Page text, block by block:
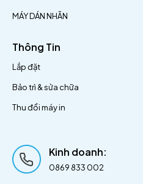
MÁY DÁN NHÃN
Thông Tin
Lắp đặt
Bảo trì & sửa chữa
Thu đổi máy in
Kinh doanh:
0869 833 002